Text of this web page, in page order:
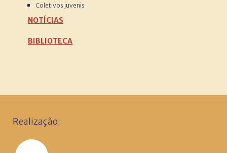
Coletivos juvenis
NOTÍCIAS
BIBLIOTECA
Realização: